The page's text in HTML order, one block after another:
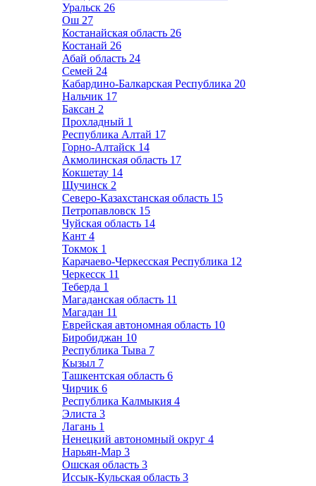
Уральск 26
Ош 27
Костанайская область 26
Костанай 26
Абай область 24
Семей 24
Кабардино-Балкарская Республика 20
Нальчик 17
Баксан 2
Прохладный 1
Республика Алтай 17
Горно-Алтайск 14
Акмолинская область 17
Кокшетау 14
Щучинск 2
Северо-Казахстанская область 15
Петропавловск 15
Чуйская область 14
Кант 4
Токмок 1
Карачаево-Черкесская Республика 12
Черкесск 11
Теберда 1
Магаданская область 11
Магадан 11
Еврейская автономная область 10
Биробиджан 10
Республика Тыва 7
Кызыл 7
Ташкентская область 6
Чирчик 6
Республика Калмыкия 4
Элиста 3
Лагань 1
Ненецкий автономный округ 4
Нарьян-Мар 3
Ошская область 3
Иссык-Кульская область 3